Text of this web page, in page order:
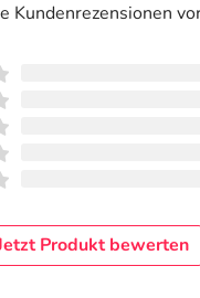
Kundenrezensionen
Produkt bewerten